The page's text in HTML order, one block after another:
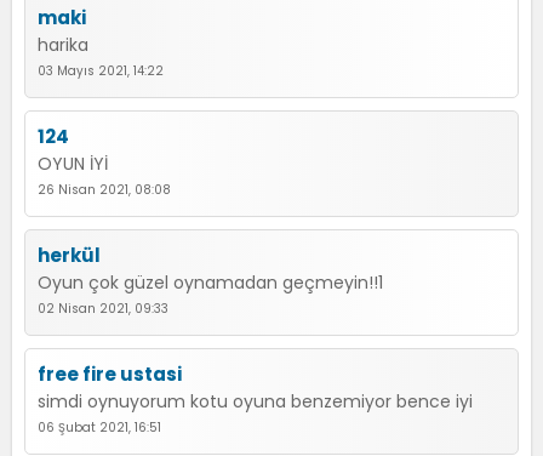
maki
harika
03 Mayıs 2021, 14:22
124
OYUN İYİ
26 Nisan 2021, 08:08
herkül
Oyun çok güzel oynamadan geçmeyin!!1
02 Nisan 2021, 09:33
free fire ustasi
simdi oynuyorum kotu oyuna benzemiyor bence iyi
06 Şubat 2021, 16:51